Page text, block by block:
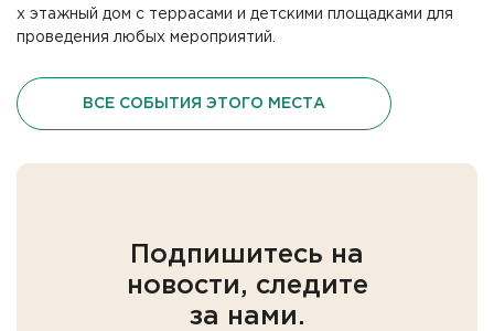
х этажный дом с террасами и детскими площадками для
проведения любых мероприятий.
ВСЕ СОБЫТИЯ ЭТОГО МЕСТА
Подпишитесь на
новости, следите
за нами.